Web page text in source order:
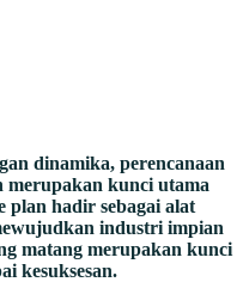
dinamika, perencanaan
merupakan kunci utama
plan hadir sebagai alat
industri impian
matang merupakan kunci
kesuksesan.